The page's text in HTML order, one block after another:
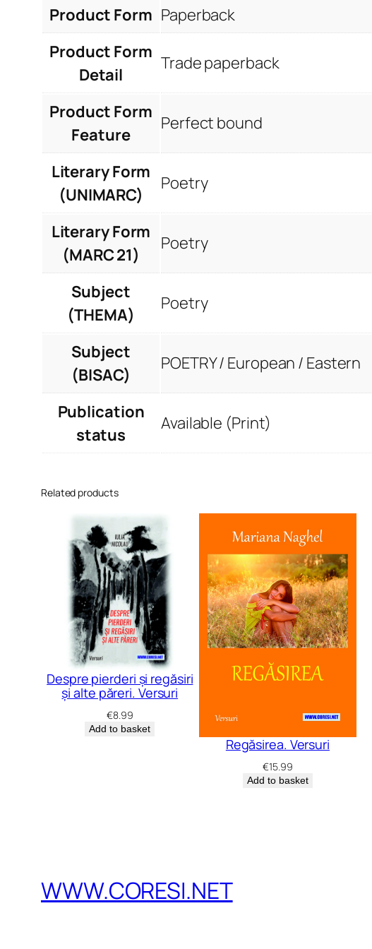
Product Form Paperback
Product Form
Detail
Trade paperback
Product Form
Feature
Perfect bound
Literary Form
(UNIMARC)
Poetry
Literary Form
(MARC 21)
Poetry
Subject
(THEMA)
Poetry
Subject
(BISAC)
POETRY / European / Eastern
Publication
status
Available (Print)
Related products
Despre pierderi și regăsiri
și alte păreri. Versuri
€8.99
Add to basket
Regăsirea. Versuri
€15.99
Add to basket
WWW.CORESI.NET